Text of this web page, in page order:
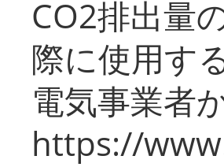
CO2排出量
際に使用す
電気事業者
https://